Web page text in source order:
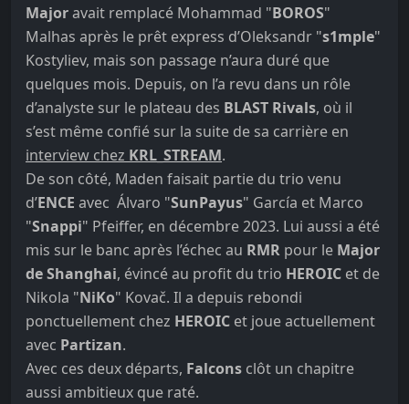
Majoravait remplacé Mohammad "⁠BOROS⁠"
Malhas après le prêt express d’Oleksandr "s1mple"
Kostyliev, mais son passage n’aura duré que
quelques mois. Depuis, on l’a revu dans un rôle
d’analyste sur le plateau des BLAST Rivals, où il
s’est même confié sur la suite de sa carrière en
interview chez KRL_STREAM.
De son côté, Maden faisait partie du trio venu
d’ENCE avec Álvaro "⁠SunPayus⁠" García et Marco
"⁠Snappi⁠" Pfeiffer, en décembre 2023. Lui aussi a été
mis sur le banc après l’échec au RMR pour le Major
de Shanghai, évincé au profit du trio HEROIC et de
Nikola "NiKo" Kovač. Il a depuis rebondi
ponctuellement chez HEROIC et joue actuellement
avec Partizan.
Avec ces deux départs, Falcons clôt un chapitre
aussi ambitieux que raté.